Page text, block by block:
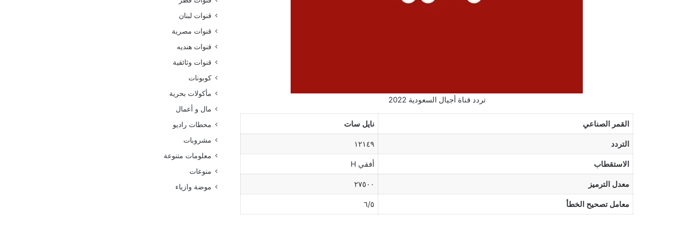
تردد قناة أجيال السعودية 2022
القمر الصناعي نايل سات
التردد ١٢١٤٩
الاستقطاب أفقي H
معدل الترميز ٢٧٥٠٠
معامل تصحيح الخطأ ٦/٥
قنوات لبنان
قنوات مصرية
قنوات هنديه
قنوات وثائقية
كوبونات
مأكولات بحرية
مال و أعمال
محطات راديو
مشروبات
معلومات متنوعة
منوعات
موضة وازياء